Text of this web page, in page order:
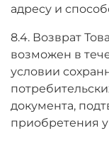
адресу и
8.4. Возврат
возможен в
условии
документа,
приобретения